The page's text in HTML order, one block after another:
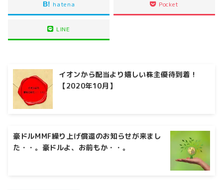
hatena Pocket
LINE
イオンから配当より嬉しい株主優待到着！
【2020年10月】
豪ドルMMF繰り上げ償還のお知らせが来まし
た・・。豪ドルよ、お前もか・・。